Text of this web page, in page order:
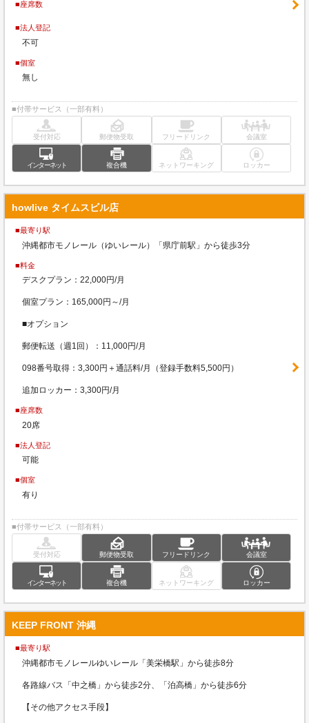
■座席数
■法人登記
不可
■個室
無し
■付帯サービス（一部有料）
受付対応 郵便物受取 フリードリンク 会議室
インターネット 複合機 ネットワーキング ロッカー
howlive タイムスビル店
■最寄り駅
沖縄都市モノレール（ゆいレール）「県庁前駅」から徒歩3分
■料金
デスクプラン：22,000円/月
個室プラン：165,000円～/月
■オプション
郵便転送（週1回）：11,000円/月
098番号取得：3,300円＋通話料/月（登録手数料5,500円）
追加ロッカー：3,300円/月
■座席数
20席
■法人登記
可能
■個室
有り
■付帯サービス（一部有料）
受付対応 郵便物受取 フリードリンク 会議室
インターネット 複合機 ネットワーキング ロッカー
KEEP FRONT 沖縄
■最寄り駅
沖縄都市モノレールゆいレール「美栄橋駅」から徒歩8分
各路線バス「中之橋」から徒歩2分、「泊高橋」から徒歩6分
【その他アクセス手段】